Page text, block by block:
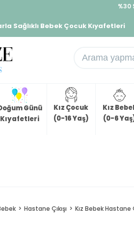
%30
Sağlıklı Bebek Çocuk Kıyafetleri
Günü
Kıyafetleri
Kız Çocuk
(0-16 Yaş)
Kız
(0-6
Hastane Çıkışı Kız Bebek Hastane